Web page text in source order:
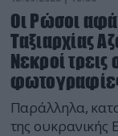
Οι Ρώσοι
Ταξιαρχίας
Νεκροί τρεις
Παράλληλα,
της